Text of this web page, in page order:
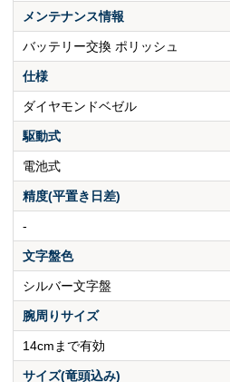
メンテナンス情報
バッテリー交換 ポリッシュ
仕様
ダイヤモンドベゼル
駆動式
電池式
精度(平置き日差)
-
文字盤色
シルバー文字盤
腕周りサイズ
14cmまで有効
サイズ(竜頭込み)